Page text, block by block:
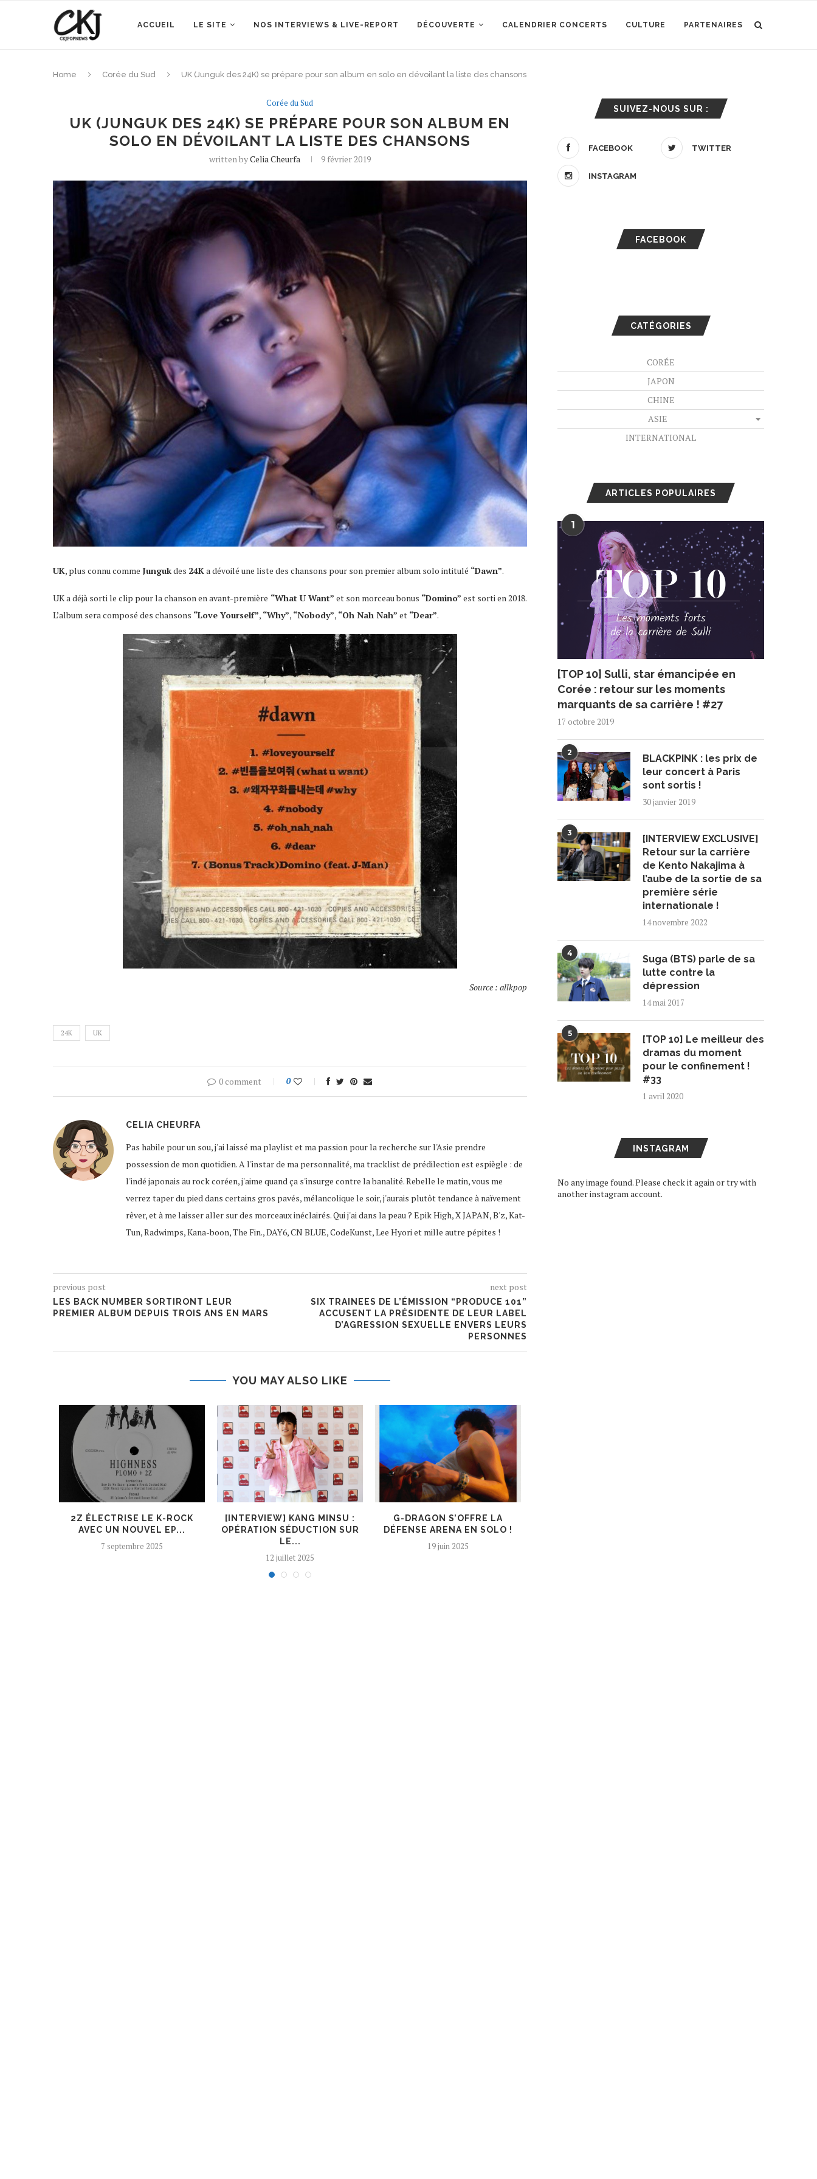
ACCUEIL LE SITE NOS INTERVIEWS & LIVE-REPORT DÉCOUVERTE CALENDRIER CONCERTS CULTURE PARTENAIRES
Home Corée du Sud UK (Junguk des 24K) se prépare pour son album en solo en dévoilant la liste des chansons
Corée du Sud
UK (JUNGUK DES 24K) SE PRÉPARE POUR SON ALBUM EN
SOLO EN DÉVOILANT LA LISTE DES CHANSONS
written byCelia Cheurfa 9 février 2019
UK, plus connu comme Jungukdes 24Ka dévoilé une liste des chansons pour son premier album solo intitulé “Dawn”.
UK a déjà sorti le clip pour la chanson en avant-première “What U Want” et son morceau bonus “Domino” est sorti en 2018.
L’album sera composé des chansons “Love Yourself”, “Why”, “Nobody”, “Oh Nah Nah” et “Dear”.
Source : allkpop
24K UK
0 comment 0
CELIA CHEURFA
Pas habile pour un sou, j'ai laissé ma playlist et ma passion pour la recherche sur l'Asie prendre
possession de mon quotidien. A l'instar de ma personnalité, ma tracklist de prédilection est espiègle : de
l'indé japonais au rock coréen, j'aime quand ça s'insurge contre la banalité. Rebelle le matin, vous me
verrez taper du pied dans certains gros pavés, mélancolique le soir, j'aurais plutôt tendance à naïvement
rêver, et à me laisser aller sur des morceaux inéclairés. Qui j'ai dans la peau ? Epik High, X JAPAN, B'z, Kat-
Tun, Radwimps, Kana-boon, The Fin., DAY6, CN BLUE, CodeKunst, Lee Hyori et mille autre pépites !
previous post
LES BACK NUMBER SORTIRONT LEUR
PREMIER ALBUM DEPUIS TROIS ANS EN MARS
next post
SIX TRAINEES DE L’ÉMISSION “PRODUCE 101”
ACCUSENT LA PRÉSIDENTE DE LEUR LABEL
D’AGRESSION SEXUELLE ENVERS LEURS
PERSONNES
YOU MAY ALSO LIKE
2Z ÉLECTRISE LE K-ROCK
AVEC UN NOUVEL EP...
7 septembre 2025
[INTERVIEW] KANG MINSU :
OPÉRATION SÉDUCTION SUR
LE...
12 juillet 2025
G-DRAGON S’OFFRE LA
DÉFENSE ARENA EN SOLO !
19 juin 2025
SUIVEZ-NOUS SUR :
FACEBOOK TWITTER
INSTAGRAM
FACEBOOK
CATÉGORIES
CORÉE
JAPON
CHINE
ASIE
INTERNATIONAL
ARTICLES POPULAIRES
1
[TOP 10] Sulli, star émancipée en
Corée : retour sur les moments
marquants de sa carrière ! #27
17 octobre 2019
2
BLACKPINK : les prix de
leur concert à Paris
sont sortis !
30 janvier 2019
3
[INTERVIEW EXCLUSIVE]
Retour sur la carrière
de Kento Nakajima à
l’aube de la sortie de sa
première série
internationale !
14 novembre 2022
4
Suga (BTS) parle de sa
lutte contre la
dépression
14 mai 2017
5
[TOP 10] Le meilleur des
dramas du moment
pour le confinement !
#33
1 avril 2020
INSTAGRAM
No any image found. Please check it again or try with
another instagram account.